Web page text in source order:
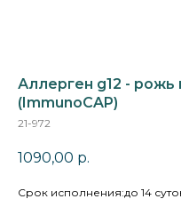
Аллерген g12 - рожь
(ImmunoCAP)
21-972
1090,00 р.
Cрок исполнения:до 14